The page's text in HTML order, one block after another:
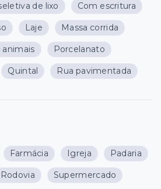
de lixo Com escritura
Laje Massa corrida
Porcelanato
Quintal Rua pavimentada
Farmácia Igreja Padaria
Rodovia Supermercado